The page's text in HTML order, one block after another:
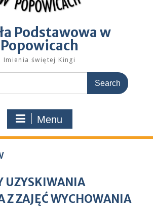
Podstawowa w
Popowicach
Imienia świętej Kingi
Menu
UZYSKIWANIA
Z ZAJĘĆ WYCHOWANIA